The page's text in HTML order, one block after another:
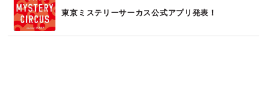
東京ミステリーサーカス公式アプリ発表！